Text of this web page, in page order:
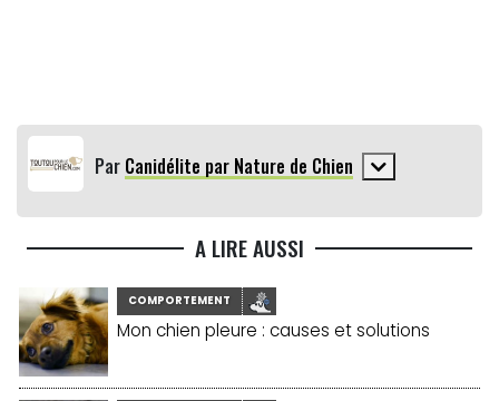
Par Canidélite par Nature de Chien
A LIRE AUSSI
COMPORTEMENT
Mon chien pleure : causes et solutions